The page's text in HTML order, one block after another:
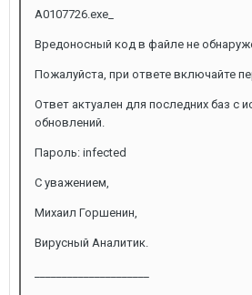
A0107726.exe_
Вредоносный код в файле не
Пожалуйста, при ответе включайте
Ответ актуален для последних баз с
обновлений.
Пароль: infected
С уважением,
Михаил Горшенин,
Вирусный Аналитик.